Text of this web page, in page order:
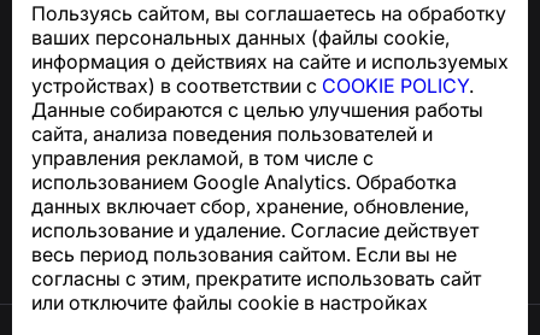
Пользуясь сайтом, вы соглашаетесь на обработку
ваших персональных данных (файлы cookie,
информация о действиях на сайте и используемых
устройствах) в соответствии с COOKIE POLICY.
Данные собираются с целью улучшения работы
сайта, анализа поведения пользователей и
управления рекламой, в том числе с
использованием Google Analytics. Обработка
данных включает сбор, хранение, обновление,
использование и удаление. Согласие действует
весь период пользования сайтом. Если вы не
согласны с этим, прекратите использовать сайт
или отключите файлы cookie в настройках
Для запросов по соблюдению GDPR:
support@numbuster.com
Центр поддержки
Новости и статьи
О проекте
Контакты